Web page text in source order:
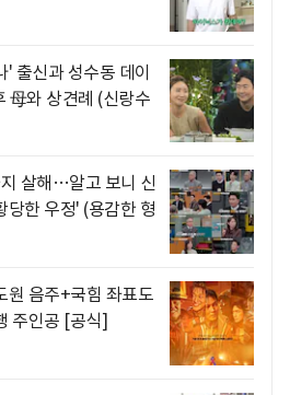
' 출신과 성수동 데이
母와 상견례 (신랑수
살해…알고 보니 신
당한 우정' (용감한 형
원 음주+국힘 좌표도
주인공 [공식]